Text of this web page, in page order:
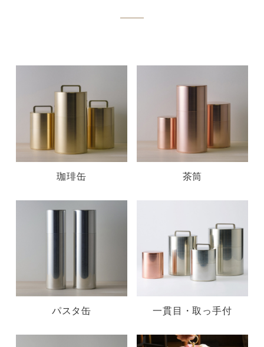
珈琲缶 茶筒
パスタ缶 一貫目・取っ手付